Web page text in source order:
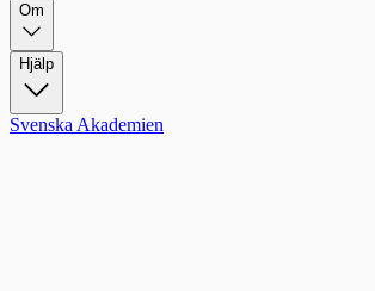
Om
Hjälp
Svenska Akademien